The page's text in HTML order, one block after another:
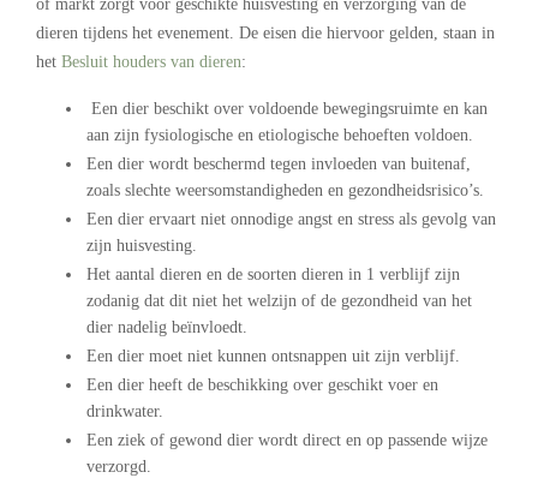
of markt zorgt voor geschikte huisvesting en verzorging van de
dieren tijdens het evenement. De eisen die hiervoor gelden, staan in
het Besluit houders van dieren:
Een dier beschikt over voldoende bewegingsruimte en kan
aan zijn fysiologische en etiologische behoeften voldoen.
Een dier wordt beschermd tegen invloeden van buitenaf,
zoals slechte weersomstandigheden en gezondheidsrisico’s.
Een dier ervaart niet onnodige angst en stress als gevolg van
zijn huisvesting.
Het aantal dieren en de soorten dieren in 1 verblijf zijn
zodanig dat dit niet het welzijn of de gezondheid van het
dier nadelig beïnvloedt.
Een dier moet niet kunnen ontsnappen uit zijn verblijf.
Een dier heeft de beschikking over geschikt voer en
drinkwater.
Een ziek of gewond dier wordt direct en op passende wijze
verzorgd.